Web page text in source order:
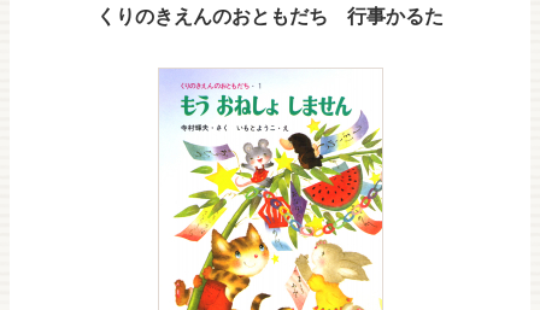
くりのきえんのおともだち 行事かるた